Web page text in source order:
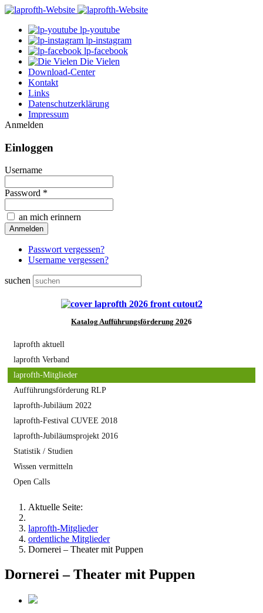
lp-youtube
lp-instagram
lp-facebook
Die Vielen
Download-Center
Kontakt
Links
Datenschutzerklärung
Impressum
Anmelden
Einloggen
Username
Password *
an mich erinnern
Passwort vergessen?
Username vergessen?
suchen
Katalog Aufführungsförderung 2026
laprofth aktuell
laprofth Verband
laprofth-Mitglieder
Aufführungsförderung RLP
laprofth-Jubiläum 2022
laprofth-Festival CUVEE 2018
laprofth-Jubiläumsprojekt 2016
Statistik / Studien
Wissen vermitteln
Open Calls
Aktuelle Seite:
laprofth-Mitglieder
ordentliche Mitglieder
Dornerei – Theater mit Puppen
Dornerei – Theater mit Puppen